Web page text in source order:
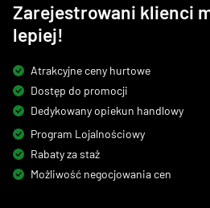
Zarejestrowani klienci
lepiej!
Atrakcyjne ceny hurtowe
Dostęp do promocji
Dedykowany opiekun handlowy
Program Lojalnościowy
Rabaty za staż
Możliwość negocjowania cen